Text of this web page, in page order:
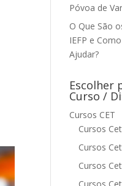
Póvoa de
O Que São
IEFP e
Ajudar?
Escolher
Curso /
Cursos CET
Cursos
Cursos
Cursos